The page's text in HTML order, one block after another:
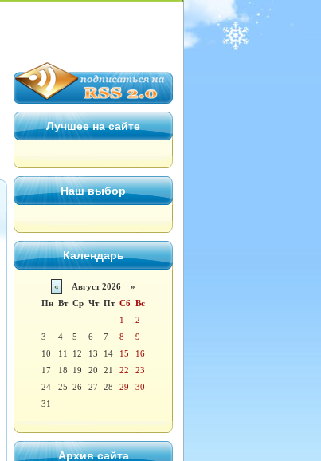
Лучшее на сайте
Наш выбор
Календарь
«
Август 2026 »
Пн Вт Ср Чт Пт Сб Вс
1
2
3
4 5 6 7 8
9
10
11 12 13 14 15
16
17
18 19 20 21 22
23
24
25 26 27 28 29
30
31
Архив сайта